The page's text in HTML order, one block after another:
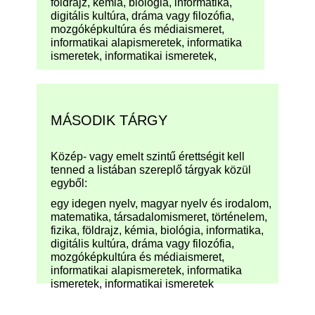
digitális kultúra, dráma vagy filozófia,
mozgóképkultúra és médiaismeret,
informatikai alapismeretek, informatika
ismeretek, informatikai ismeretek,
MÁSODIK TÁRGY
Közép- vagy emelt szintű érettségit kell
tenned a listában szereplő tárgyak közül
egyből:
egy idegen nyelv, magyar nyelv és irodalom,
matematika, társadalomismeret, történelem,
fizika, földrajz, kémia, biológia, informatika,
digitális kultúra, dráma vagy filozófia,
mozgóképkultúra és médiaismeret,
informatikai alapismeretek, informatika
ismeretek, informatikai ismeretek